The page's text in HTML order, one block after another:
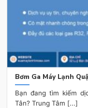
Bơm Ga Máy Lạnh
Bạn đang tìm kiếm
Tân? Trung Tâm [...]